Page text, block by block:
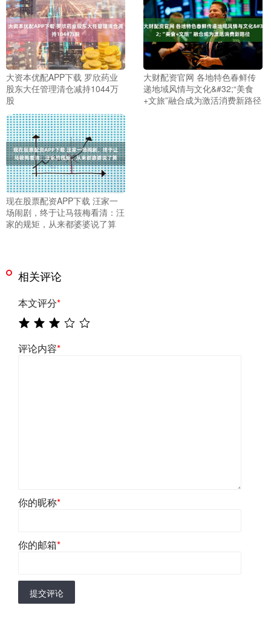
大资本优配APP下载 罗欣药业
股东大任管理清仓减持1044万
股
大财配资官网 各地特色春鲜传
递地域风情与文化&#32;“美食
+文旅”融合成为激活消费新路径
现在股票配资APP下载 汪家一
场闹剧，终于让马筱梅看清：汪
家的规矩，从来都婆婆说了算
相关评论
本文评分*
评论内容*
你的昵称*
你的邮箱*
提交评论